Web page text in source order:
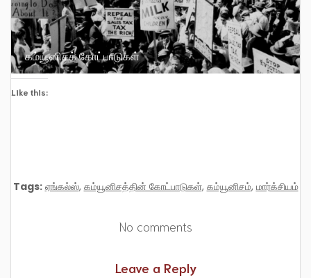
கம்யூனிசக் கோட்பாடுகள்
Like this:
Tags: ஏங்கல்ஸ், கம்யூனிசத்தின் கோட்பாடுகள், கம்யூனிசம், மார்க்சியம்
No comments
Leave a Reply